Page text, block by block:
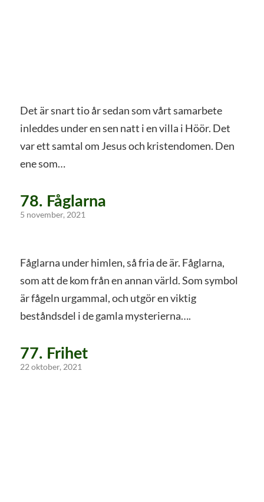
Det är snart tio år sedan som vårt samarbete
inleddes under en sen natt i en villa i Höör. Det
var ett samtal om Jesus och kristendomen. Den
ene som…
78. Fåglarna
5 november, 2021
Fåglarna under himlen, så fria de är. Fåglarna,
som att de kom från en annan värld. Som symbol
är fågeln urgammal, och utgör en viktig
beståndsdel i de gamla mysterierna….
77. Frihet
22 oktober, 2021